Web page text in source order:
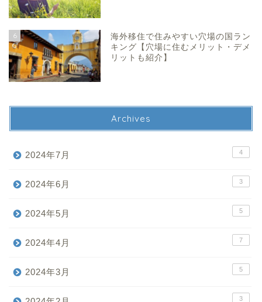
6
海外移住で住みやすい穴場の国ラン
キング【穴場に住むメリット・デメ
リットも紹介】
Archives
2024年7月 4
2024年6月 3
2024年5月 5
2024年4月 7
2024年3月 5
3